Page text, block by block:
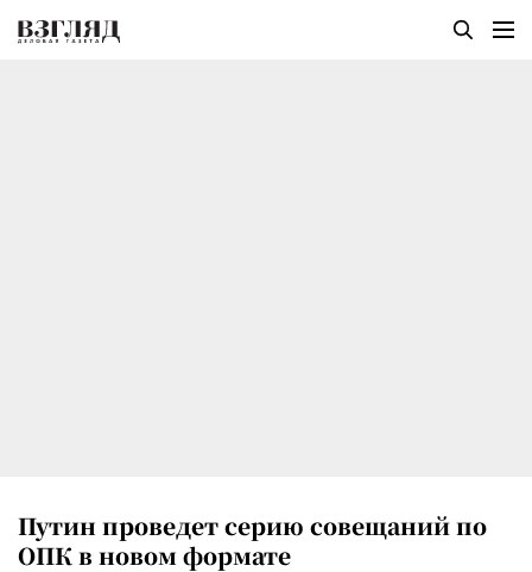
Путин проведет серию совещаний по
ОПК в новом формате